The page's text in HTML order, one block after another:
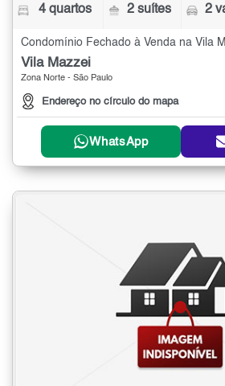
4 quartos 2 suítes 2
Vila Mazzei
Zona Norte - São Paulo
Endereço no círculo do mapa
WhatsApp